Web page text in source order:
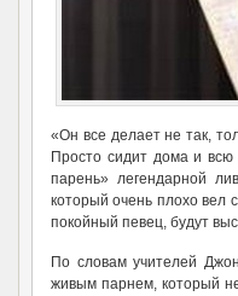
«Он все делает не так,
Просто сидит дома и всю
парень» легендарной
который очень плохо вел
покойный певец, будут
По словам учителей
живым парнем, который